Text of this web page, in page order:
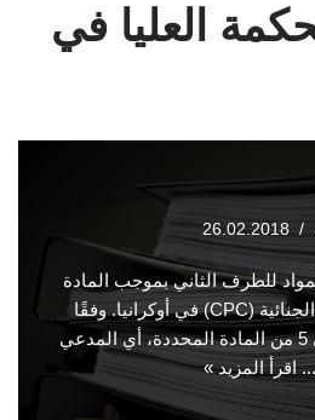
العليا في
26.02.2018
للطرف الثاني بموجب المادة
290 من قانون الإجراءات الجنائية (CPC) في أوكرانيا. وفقًا
لمحتوى الأجزاء من 1 إلى 5 من المادة المحددة، أي المدعي
اقرأ المزيد »